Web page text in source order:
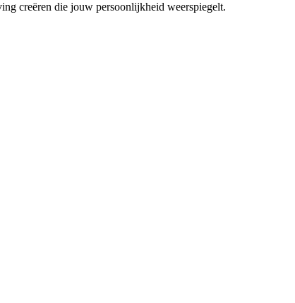
creëren die jouw persoonlijkheid weerspiegelt.